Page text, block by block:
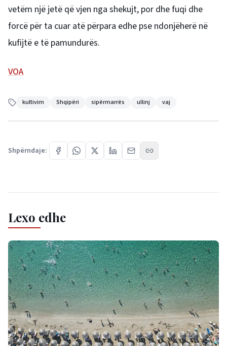
vetëm një jetë që vjen nga shekujt, por dhe fuqi dhe
forcë për ta cuar atë përpara edhe pse ndonjëherë në
kufijtë e të pamundurës.
VOA
kultivim Shqipëri sipërmarrës ullinj vaj
Shpërndaje:
Lexo edhe